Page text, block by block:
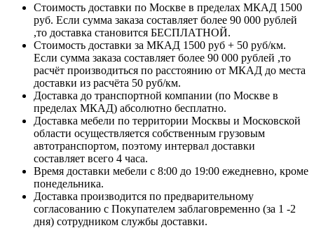
Стоимость доставки по Москве в пределах МКАД 1500
руб. Если сумма заказа составляет более 90 000 рублей
,то доставка становится БЕСПЛАТНОЙ.
Стоимость доставки за МКАД 1500 руб + 50 руб/км.
Если сумма заказа составляет более 90 000 рублей ,то
расчёт производиться по расстоянию от МКАД до места
доставки из расчёта 50 руб/км.
Доставка до транспортной компании (по Москве в
пределах МКАД) абсолютно бесплатно.
Доставка мебели по территории Москвы и Московской
области осуществляется собственным грузовым
автотранспортом, поэтому интервал доставки
составляет всего 4 часа.
Время доставки мебели с 8:00 до 19:00 ежедневно, кроме
понедельника.
Доставка производится по предварительному
согласованию с Покупателем заблаговременно (за 1 -2
дня) сотрудником службы доставки.